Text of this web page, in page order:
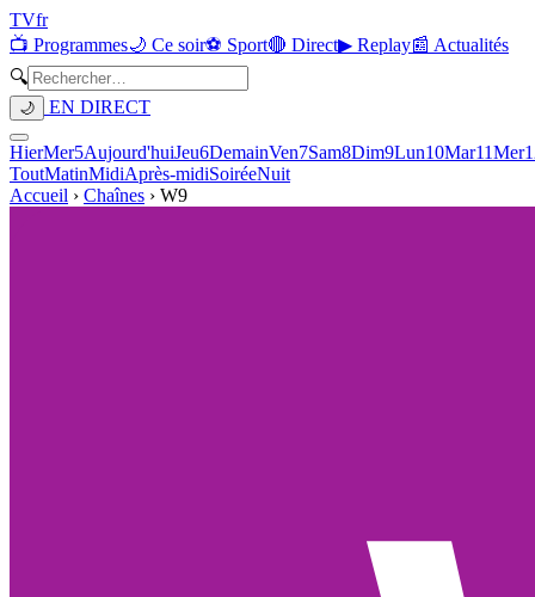
TVfr
📺 Programmes🌙 Ce soir⚽ Sport🔴 Direct▶ Replay📰 Actualités
🔍
🌙 EN DIRECT
HierMer5Aujourd'huiJeu6DemainVen7Sam8Dim9Lun10Mar11Mer
ToutMatinMidiAprès-midiSoiréeNuit
Accueil › Chaînes › W9